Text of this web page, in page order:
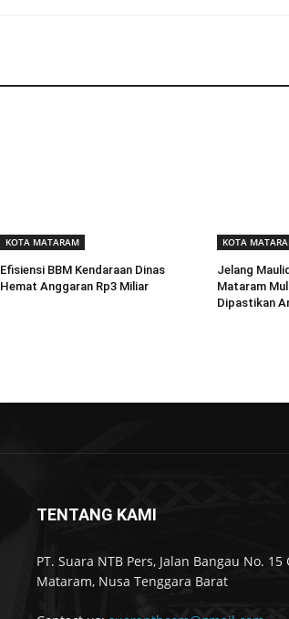
KOTA MATARAM
Efisiensi BBM Kendaraan Dinas
Hemat Anggaran Rp3 Miliar
KOTA
Jelang
Mataram
Dipastikan
TENTANG KAMI
PT. Suara NTB Pers, Jalan Bangau No. 15
Mataram, Nusa Tenggara Barat